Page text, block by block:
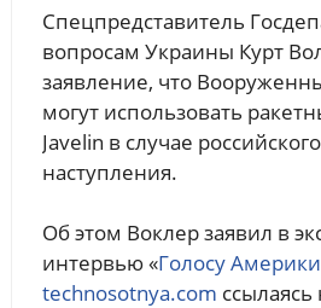
Спецпредставитель
вопросам Украины Курт
заявление, что
могут использовать
Javelin в случае
наступления.
Об этом Воклер заявил в
интервью «Голосу Америки
technosotnya.com ссылаясь